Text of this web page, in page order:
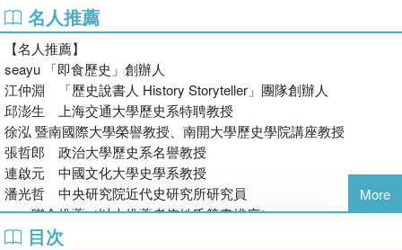
◎史上起點最低的皇帝
元順帝至正四年（1344），安徽淮河流域，旱災、蝗災、瘟疫
爆發，17歲的農家少年朱元璋，家破人亡，為了混口飯吃，出
家當了和尚，每天掃地上香、燒飯洗衣，還經常受老和尚的
氣，不久淪為乞丐……
◎從乞丐到皇帝，只用了15年的時間
25歲投入郭子興麾下，從小兵直至元帥，四處打仗、南征北
伐。41歲登基稱帝，為真正意義上的布衣皇帝。開創大明王
朝，此後獨掌政權30年，史稱「洪武之治」，深刻改寫歷史走
其劇作《海瑞罷官》招來全面批鬥，進而點燃了文化大革命，代表
作《朱元璋傳》，因其借古諷今的寫作手法，亦難逃其罪。吳?因
此入獄，隔年即於獄中過世。
代表作《朱元璋傳》，先後寫作四稿，投入了畢生精力，是明史研
究的經典之作。
名人推薦
【名人推薦】
seayu 「即食歷史」創辦人
江仲淵 「歷史說書人 History Storyteller」團隊創辦人
邱澎生 上海交通大學歷史系特聘教授
徐泓 暨南國際大學榮譽教授、南開大學歷史學院講座教授
張哲郎 政治大學歷史系名譽教授
連啟元 中國文化大學史學系教授
潘光哲 中央研究院近代史研究所研究員
——聯合推薦（以上推薦者依姓氏筆畫排序）
More
目次